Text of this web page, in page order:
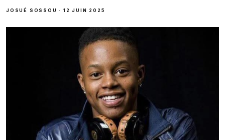
JOSUÉ SOSSOU ·12 JUIN 2025